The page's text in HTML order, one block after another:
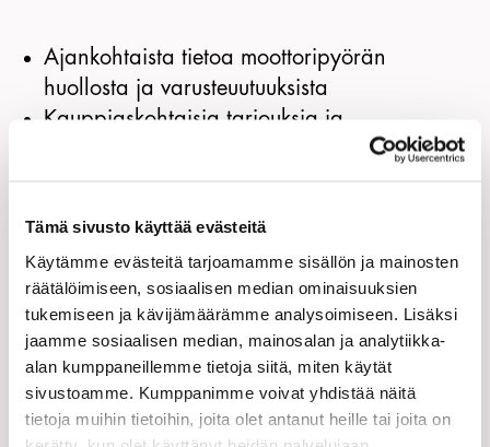
Tämä sivusto käyttää evästeitä
Käytämme evästeitä tarjoamamme sisällön ja mainosten
räätälöimiseen, sosiaalisen median ominaisuuksien
tukemiseen ja kävijämäärämme analysoimiseen. Lisäksi
jaamme sosiaalisen median, mainosalan ja analytiikka-
alan kumppaneillemme tietoja siitä, miten käytät
sivustoamme. Kumppanimme voivat yhdistää näitä
tietoja muihin tietoihin, joita olet antanut heille tai joita on
Ajankohtaista tietoa moottoripyörän
huollosta ja varusteuutuuksista
Kauppiaskohtaisia tarjouksia ja
Mahdollisuus jakaa kokemuksia somessa ja
voittaa tuotepalkintoja – käytä hashtagia
#PrätkälläTöihin
Mistä aloittaa?